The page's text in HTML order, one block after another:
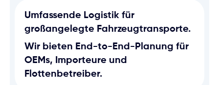
Umfassende Logistik für
großangelegte Fahrzeugtransporte.
Wir bieten End-to-End-Planung für
OEMs, Importeure und
Flottenbetreiber.